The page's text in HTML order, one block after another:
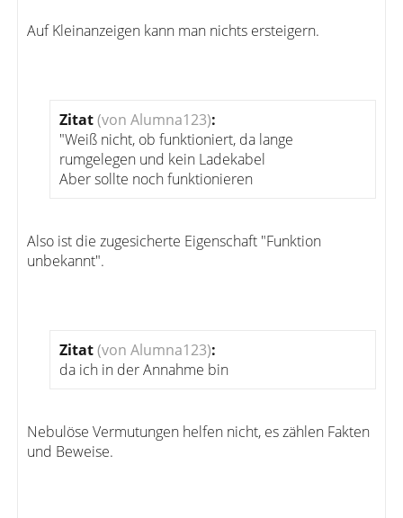
Auf Kleinanzeigen kann man nichts ersteigern.
Zitat(von Alumna123):
"Weiß nicht, ob funktioniert, da lange
rumgelegen und kein Ladekabel
Aber sollte noch funktionieren
Also ist die zugesicherte Eigenschaft "Funktion
unbekannt".
Zitat(von Alumna123):
da ich in der Annahme bin
Nebulöse Vermutungen helfen nicht, es zählen Fakten
und Beweise.